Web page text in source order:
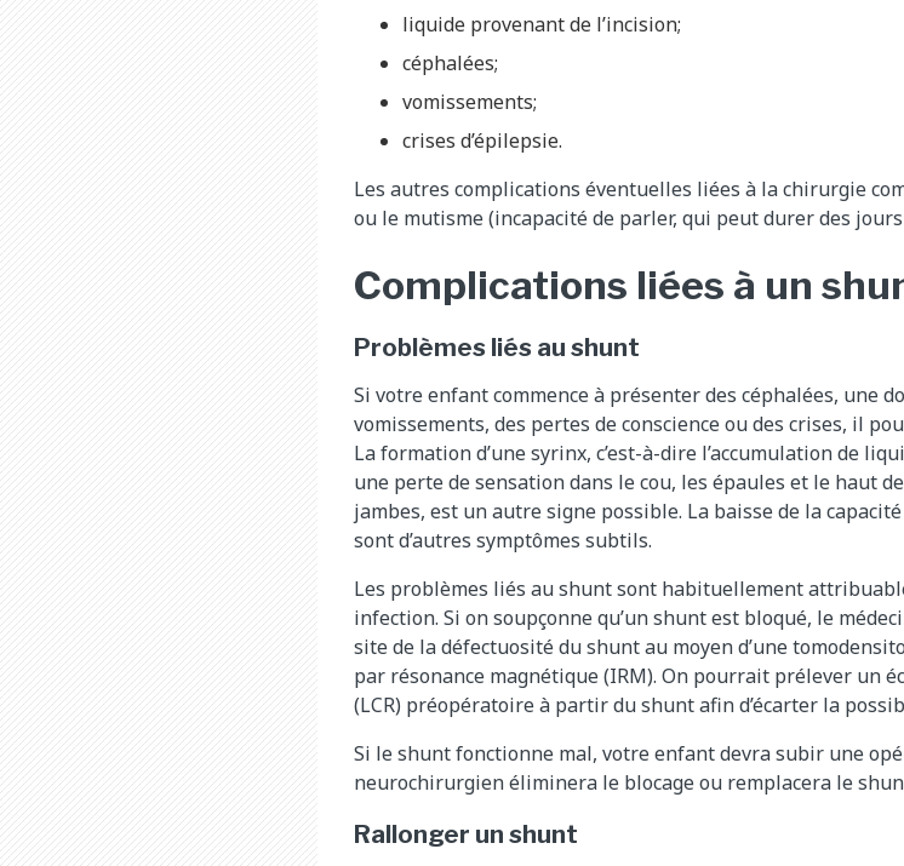
liquide provenant de l’incision;
céphalées;
vomissements;
crises d’épilepsie.
Les autres complications éventuelles liées à la chirurgie
ou le mutisme (incapacité de parler, qui peut durer des jours
Complications liées à un
Problèmes liés au shunt
Si votre enfant commence à présenter des céphalées, une
vomissements, des pertes de conscience ou des crises, il
La formation d’une syrinx, c’est-à-dire l’accumulation de
une perte de sensation dans le cou, les épaules et le haut
jambes, est un autre signe possible. La baisse de la
sont d’autres symptômes subtils.
Les problèmes liés au shunt sont habituellement
infection. Si on soupçonne qu’un shunt est bloqué, le
site de la défectuosité du shunt au moyen d’une
par résonance magnétique (IRM). On pourrait prélever un
(LCR) préopératoire à partir du shunt afin d’écarter la
Si le shunt fonctionne mal, votre enfant devra subir une
neurochirurgien éliminera le blocage ou remplacera le
Rallonger un shunt